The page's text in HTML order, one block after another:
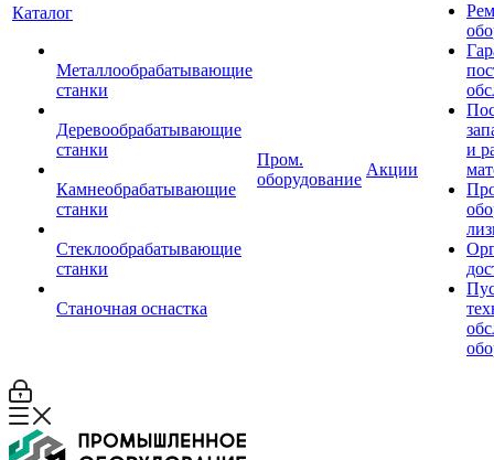
Каталог
Металлообрабатывающие
станки
Деревообрабатывающие
станки
Камнеобрабатывающие
станки
Стеклообрабатывающие
станки
Станочная оснастка
Пром.
оборудование
Акции
и